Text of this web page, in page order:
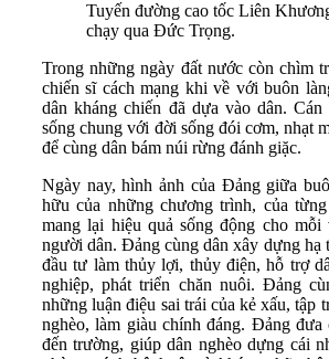
Tuyến đường cao tốc Liên
chạy qua Đức Trọng.
Trong những ngày đất nước còn chìm
chiến sĩ cách mạng khi về với buôn
dân kháng chiến đã dựa vào dân.
sống chung với đời sống đói cơm, nhạt
để cùng dân bám núi rừng đánh giặc.
Ngày nay, hình ảnh của Đảng giữa
hữu của những chương trình, của
mang lại hiệu quả sống động cho mỗi
người dân. Đảng cùng dân xây dựng hạ
đầu tư làm thủy lợi, thủy điện, hỗ trợ
nghiệp, phát triển chăn nuôi. Đảng
những luận điệu sai trái của kẻ xấu, tập
nghèo, làm giàu chính đáng. Đảng đưa
đến trường, giúp dân nghèo dựng cái